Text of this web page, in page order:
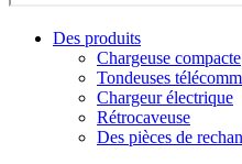
Des produits
Chargeuse compacte
Tondeuses
Chargeur électrique
Rétrocaveuse
Des pièces de